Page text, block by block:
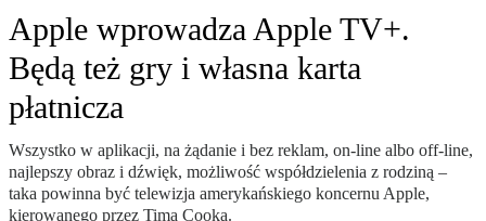
Apple wprowadza Apple TV+.
Będą też gry i własna karta
płatnicza
Wszystko w aplikacji, na żądanie i bez reklam, on-line albo off-line,
najlepszy obraz i dźwięk, możliwość współdzielenia z rodziną –
taka powinna być telewizja amerykańskiego koncernu Apple,
kierowanego przez Tima Cooka.